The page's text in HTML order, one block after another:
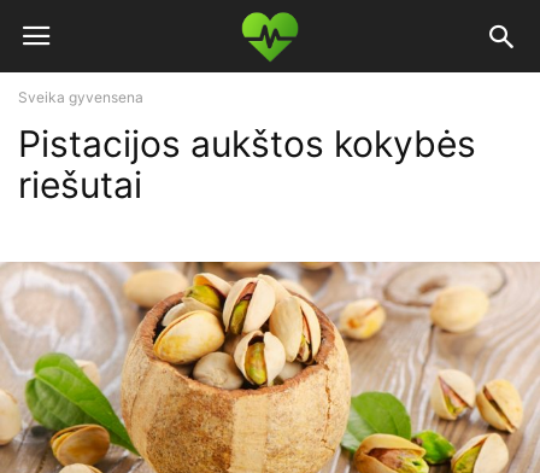
Sveika gyvensena
Pistacijos аukštos kokybės
riešutai